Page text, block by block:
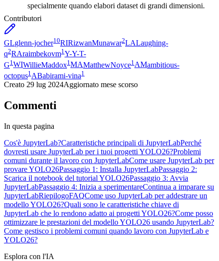
specialmente quando elabori dataset di grandi dimensioni.
Contributori
GLglenn-jocher10RIRizwanMunawar2LALaughing-
q2RAraimbekovm1Y-Y-T-
G1 WIWillieMaddox1 MAMatthewNoyce1 AMambitious-
octopus1 ABabirami-vina1
Creato 29 lug 2024Aggiornato mese scorso
Commenti
In questa pagina
Cos'è JupyterLab?Caratteristiche principali di JupyterLabPerché
dovresti usare JupyterLab per i tuoi progetti YOLO26?Problemi
comuni durante il lavoro con JupyterLabCome usare JupyterLab per
provare YOLO26Passaggio 1: Installa JupyterLabPassaggio 2:
Scarica il notebook del tutorial YOLO26Passaggio 3: Avvia
JupyterLabPassaggio 4: Inizia a sperimentareContinua a imparare su
JupyterLabRiepilogoFAQCome uso JupyterLab per addestrare un
modello YOLO26?Quali sono le caratteristiche chiave di
JupyterLab che lo rendono adatto ai progetti YOLO26?Come posso
ottimizzare le prestazioni del modello YOLO26 usando JupyterLab?
Come gestisco i problemi comuni quando lavoro con JupyterLab e
YOLO26?
Esplora con l'IA